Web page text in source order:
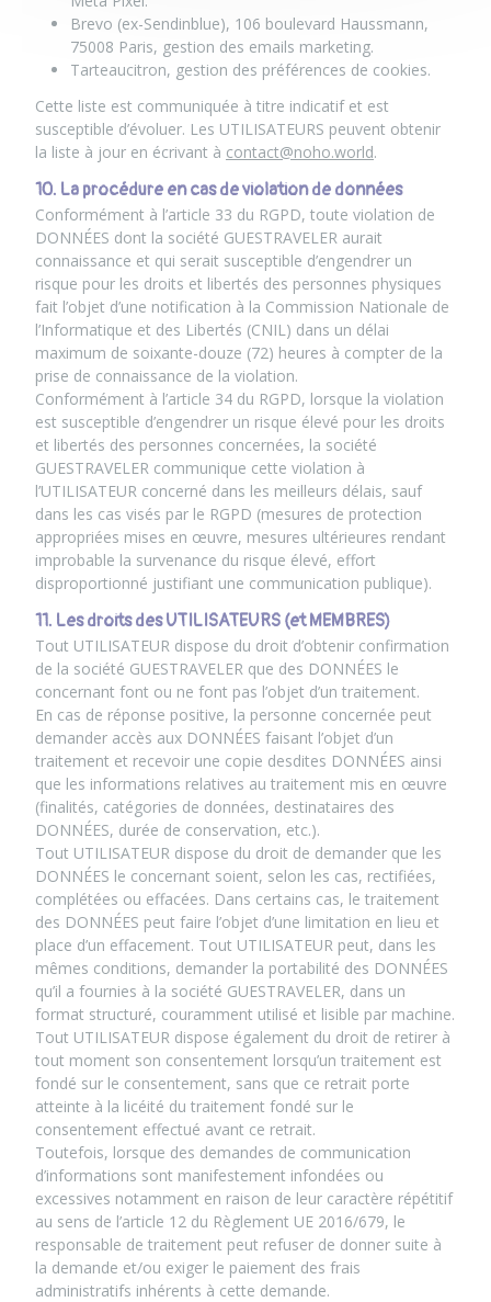
Brevo (ex-Sendinblue), 106 boulevard Haussmann,
75008 Paris, gestion des emails marketing.
Tarteaucitron, gestion des préférences de cookies.
Cette liste est communiquée à titre indicatif et est
susceptible d’évoluer. Les UTILISATEURS peuvent obtenir
la liste à jour en écrivant à contact@noho.world.
10. La procédure en cas de violation de données
Conformément à l’article 33 du RGPD, toute violation de
DONNÉES dont la société GUESTRAVELER aurait
connaissance et qui serait susceptible d’engendrer un
risque pour les droits et libertés des personnes physiques
fait l’objet d’une notification à la Commission Nationale de
l’Informatique et des Libertés (CNIL) dans un délai
maximum de soixante-douze (72) heures à compter de la
prise de connaissance de la violation.
Conformément à l’article 34 du RGPD, lorsque la violation
est susceptible d’engendrer un risque élevé pour les droits
et libertés des personnes concernées, la société
GUESTRAVELER communique cette violation à
l’UTILISATEUR concerné dans les meilleurs délais, sauf
dans les cas visés par le RGPD (mesures de protection
appropriées mises en œuvre, mesures ultérieures rendant
improbable la survenance du risque élevé, effort
disproportionné justifiant une communication publique).
11. Les droits des UTILISATEURS (et MEMBRES)
Tout UTILISATEUR dispose du droit d’obtenir confirmation
de la société GUESTRAVELER que des DONNÉES le
concernant font ou ne font pas l’objet d’un traitement.
En cas de réponse positive, la personne concernée peut
demander accès aux DONNÉES faisant l’objet d’un
traitement et recevoir une copie desdites DONNÉES ainsi
que les informations relatives au traitement mis en œuvre
(finalités, catégories de données, destinataires des
DONNÉES, durée de conservation, etc.).
Tout UTILISATEUR dispose du droit de demander que les
DONNÉES le concernant soient, selon les cas, rectifiées,
complétées ou effacées. Dans certains cas, le traitement
des DONNÉES peut faire l’objet d’une limitation en lieu et
place d’un effacement. Tout UTILISATEUR peut, dans les
mêmes conditions, demander la portabilité des DONNÉES
qu’il a fournies à la société GUESTRAVELER, dans un
format structuré, couramment utilisé et lisible par machine.
Tout UTILISATEUR dispose également du droit de retirer à
tout moment son consentement lorsqu’un traitement est
fondé sur le consentement, sans que ce retrait porte
atteinte à la licéité du traitement fondé sur le
consentement effectué avant ce retrait.
Toutefois, lorsque des demandes de communication
d’informations sont manifestement infondées ou
excessives notamment en raison de leur caractère répétitif
au sens de l’article 12 du Règlement UE 2016/679, le
responsable de traitement peut refuser de donner suite à
la demande et/ou exiger le paiement des frais
administratifs inhérents à cette demande.